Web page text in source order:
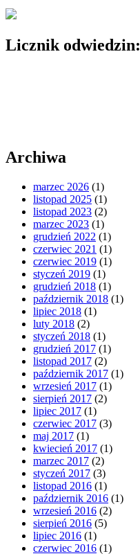
Licznik odwiedzin:
Archiwa
marzec 2026 (1)
listopad 2025 (1)
listopad 2023 (2)
marzec 2023 (1)
grudzień 2022 (1)
czerwiec 2021 (1)
czerwiec 2019 (1)
styczeń 2019 (1)
grudzień 2018 (1)
październik 2018 (1)
lipiec 2018 (1)
luty 2018 (2)
styczeń 2018 (1)
grudzień 2017 (1)
listopad 2017 (2)
październik 2017 (1)
wrzesień 2017 (1)
sierpień 2017 (2)
lipiec 2017 (1)
czerwiec 2017 (3)
maj 2017 (1)
kwiecień 2017 (1)
marzec 2017 (2)
styczeń 2017 (3)
listopad 2016 (1)
październik 2016 (1)
wrzesień 2016 (2)
sierpień 2016 (5)
lipiec 2016 (1)
czerwiec 2016 (1)